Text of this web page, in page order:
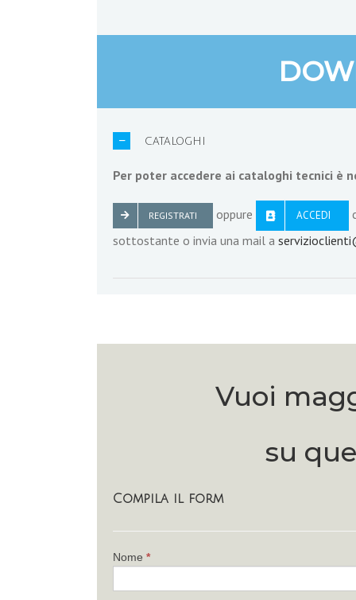
CATALOGHI
Per poter accedere ai cataloghi tecnici è
REGISTRATI oppure ACCEDI
sottostante o invia una mail a
Vuoi
su
Compila il form
If
Nome *